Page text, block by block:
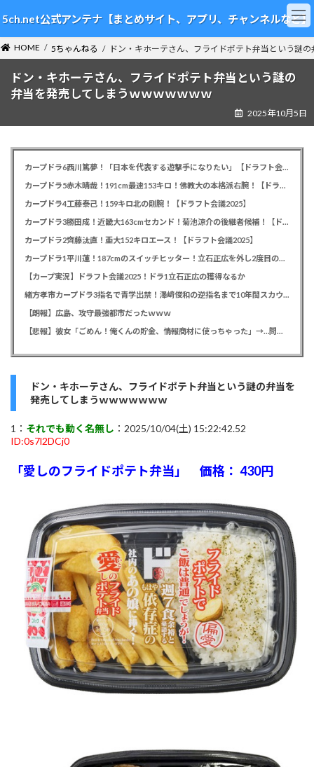
ン
テ
ン
ツ
ビ
ゲ
ー
シ
5ch.net公式アンテナ【まとめサイト、アプリ、チャンネルなど】
HOME 5ちゃんねる ドン・キホーテさん、フライドポテト弁当という謎
ドン・キホーテさん、フライドポテト弁当という謎の
弁当を発売してしまうｗｗｗｗｗｗｗ
2025年10月5日
カープドラ6西川篤夢！「日本を代表する遊撃手になりたい」【ドラフト会議2025】
カープドラ5赤木晴哉！191cm最速153キロ！佛教大の本格派右腕！【ドラフト会議2025】
カープドラ4工藤泰己！159キロ北の剛腕！【ドラフト会議2025】
カープドラ3勝田成！近畿大163cmセカンド！菊池涼介の後継者候補！【ドラフト会議2025】
カープドラ2齊藤汰直！亜大152キロエース！【ドラフト会議2025】
カープドラ1平川蓮！187cmのスイッチヒッター！立石正広を外し2度目の重複も新井監督がクジを引き当てる！【ドラフト会議2025】
【カープ実況】ドラフト会議2025！ドラ1立石正広の獲得なるか
緒方孝市カープドラ3指名で青学出禁！澤﨑俊和の逆指名まで10年間スカウト出禁
【朗報】広島、攻守最強都市だったｗｗｗ
【悲報】彼女「ごめん！俺くんの貯金、情報商材に使っちゃった」→…問い詰めたらギャン泣きされたんだが俺が悪いのか？
ドン・キホーテさん、フライドポテト弁当という謎の弁当を
発売してしまうｗｗｗｗｗｗｗ
1： それでも動く名無し ：2025/10/04(土) 15:22:42.52
ID:0s7l2DCj0
「愛しのフライドポテト弁当」 価格： 430円